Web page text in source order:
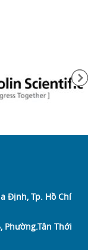
Định, Tp. Hồ Chí
Phường.Tân Thới